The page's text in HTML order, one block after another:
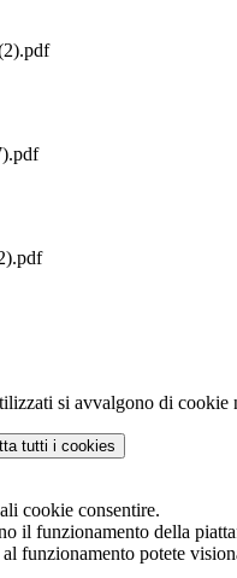
si avvalgono di
tutti i cookies
cookie consentire.
il funzionamento della
funzionamento potete